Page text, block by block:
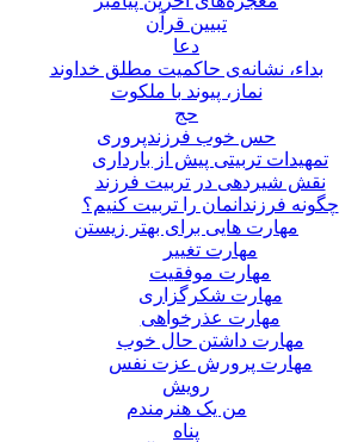
تبيين قرآن
دعا
بداء، نشانه‌ی حاکمیت مطلق خداوند
نماز، پیوند با ملکوت
حج
حس خوب فرزندپروری
تمهیدات تربیتی پیش از بارداری
نقش شیردهی در تربیت فرزند
چگونه فرزندانمان را تربیت کنیم؟
مهارت هایی برای بهتر زیستن
مهارت تغییر
مهارت موفقیت
مهارت شکرگزاری
مهارت عذرخواهی
مهارت داشتن حال خوب
مهارت پرورش عزت نفس
رویش
من یک هنرمندم
پناه